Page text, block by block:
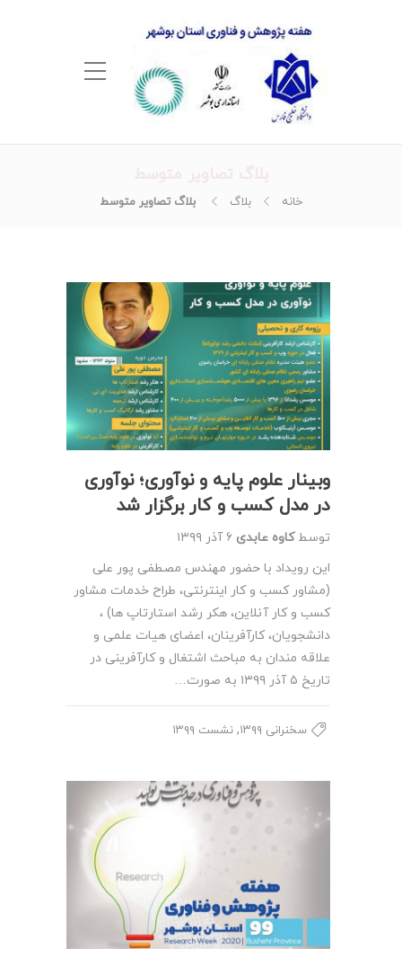
خانه بلاگ بلاگ تصاویر متوسط
وبینار علوم پایه و نوآوری؛ نوآوری
در مدل کسب و کار برگزار شد
توسطکاوه عابدی ۶ آذر ۱۳۹۹
این رویداد با حضور مهندس مصطفی پور علی
(مشاور کسب و کار اینترنتی، طراح خدمات مشاور
کسب و کار آنلاین، هکر رشد استارتاپ ها) ،
دانشجویان، کارآفرینان، اعضای هیات علمی و
علاقه مندان به مباحث اشتغال و کارآفرینی در
تاریخ ۵ آذر ۱۳۹۹ به صورت…
سخنرانی ۱۳۹۹ , نشست ۱۳۹۹